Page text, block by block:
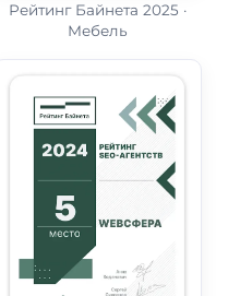
Рейтинг Байнета 2025 ·
Мебель
Категория
Мебель